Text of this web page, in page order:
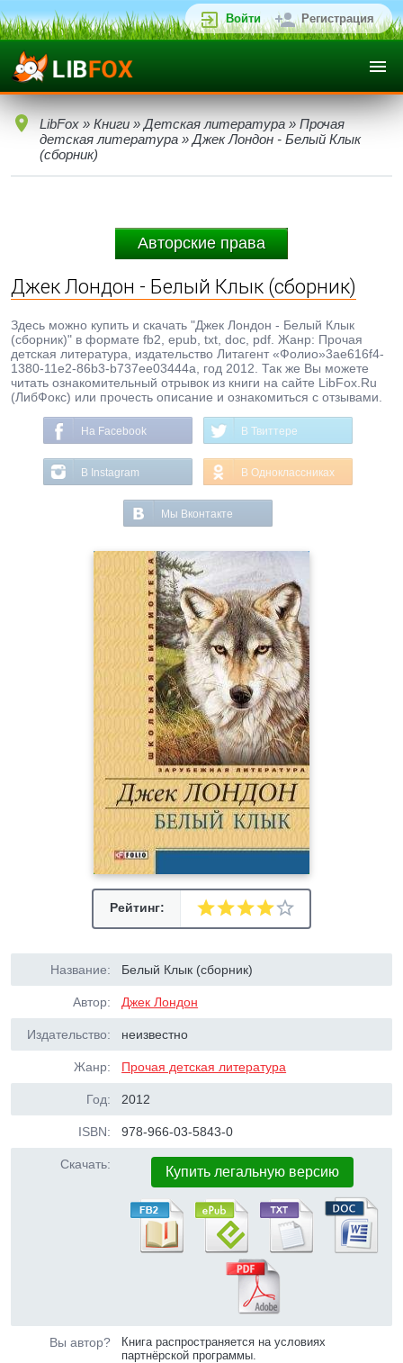
Войти Регистрация
LibFox » Книги » Детская литература » Прочая
детская литература » Джек Лондон - Белый Клык
(сборник)
Авторские права
Джек Лондон - Белый Клык (сборник)
Здесь можно купить и скачать "Джек Лондон - Белый Клык
(сборник)" в формате fb2, epub, txt, doc, pdf. Жанр: Прочая
детская литература, издательство Литагент «Фолио»3ae616f4-
1380-11e2-86b3-b737ee03444a, год 2012. Так же Вы можете
читать ознакомительный отрывок из книги на сайте LibFox.Ru
(ЛибФокс) или прочесть описание и ознакомиться с отзывами.
На Facebook В Твиттере
В Instagram В Одноклассниках
Мы Вконтакте
Рейтинг:
Название: Белый Клык (сборник)
Автор: Джек Лондон
Издательство: неизвестно
Жанр: Прочая детская литература
Год: 2012
ISBN: 978-966-03-5843-0
Скачать: Купить легальную версию
Вы автор?
Книга распространяется на условиях
партнёрской программы.